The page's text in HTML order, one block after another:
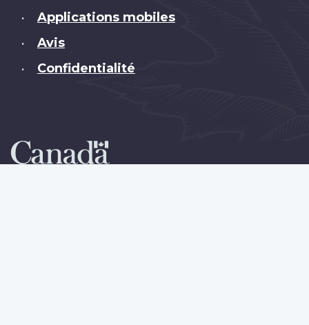
• Applications mobiles
• Avis
• Confidentialité